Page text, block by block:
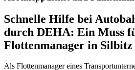
Schnelle Hilfe bei
durch DEHA: Ein Muss
Flottenmanager in Silbitz
Als Flottenmanager eines